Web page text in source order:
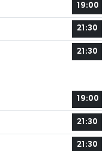
19:00
21:30
21:30
19:00
21:30
21:30